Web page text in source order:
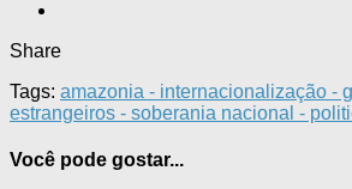
Share
Tags: amazonia - internacionalização -
estrangeiros - soberania nacional -
Você pode gostar...